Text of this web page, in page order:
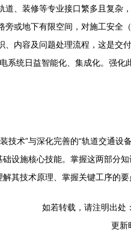
道、装修等专业接口繁多且复杂
旁或地下有限空间，对施工安全
、内容及问题处理流程，这是交
系统日益智能化、集成化。强
术”与深化完善的“轨道交通设
设施核心技能。掌握这两部分
其技术原理、掌握关键工序的
如若转载，请注明出处
更新